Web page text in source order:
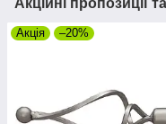
Акційні пропозиції
Акція –20%